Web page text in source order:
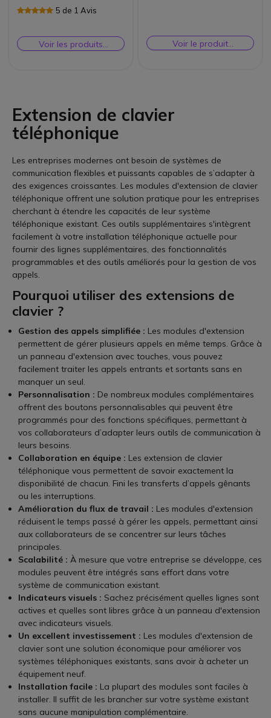
D7xx
5 de 1 Avis
Voir les produits
similaires
Voir le produit
remplaçant
Extension de clavier
téléphonique
Les entreprises modernes ont besoin de systèmes de
communication flexibles et puissants capables de s’adapter à
des exigences croissantes. Les modules d'extension de clavier
téléphonique offrent une solution pratique pour les entreprises
cherchant à étendre les capacités de leur système
téléphonique existant. Ces outils supplémentaires s'intègrent
facilement à votre installation téléphonique actuelle pour
fournir des lignes supplémentaires, des fonctionnalités
programmables et des outils améliorés pour la gestion de vos
appels.
Pourquoi utiliser des extensions de
clavier ?
Gestion des appels simplifiée : Les modules d'extension
permettent de gérer plusieurs appels en même temps. Grâce à
un panneau d'extension avec touches, vous pouvez
facilement traiter les appels entrants et sortants sans en
manquer un seul.
Personnalisation : De nombreux modules complémentaires
offrent des boutons personnalisables qui peuvent être
programmés pour des fonctions spécifiques, permettant à
vos collaborateurs d’adapter leurs outils de communication à
leurs besoins.
Collaboration en équipe : Les extension de clavier
téléphonique vous permettent de savoir exactement la
disponibilité de chacun. Fini les transferts d’appels gênants
ou les interruptions.
Amélioration du flux de travail : Les modules d'extension
réduisent le temps passé à gérer les appels, permettant ainsi
aux collaborateurs de se concentrer sur leurs tâches
principales.
Scalabilité : À mesure que votre entreprise se développe, ces
modules peuvent être intégrés sans effort dans votre
système de communication existant.
Indicateurs visuels : Sachez précisément quelles lignes sont
actives et quelles sont libres grâce à un panneau d'extension
avec indicateurs visuels.
Un excellent investissement : Les modules d'extension de
clavier sont une solution économique pour améliorer vos
systèmes téléphoniques existants, sans avoir à acheter un
équipement neuf.
Installation facile : La plupart des modules sont faciles à
installer. Il suffit de les brancher sur votre système existant
sans aucune manipulation complémentaire.